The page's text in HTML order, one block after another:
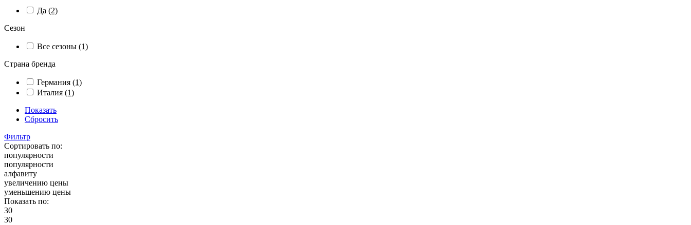
Да (2)
Сезон
Все сезоны (1)
Страна бренда
Германия (1)
Италия (1)
Показать
Сбросить
Фильтр
Сортировать по:
популярности
популярности
алфавиту
увеличению цены
уменьшению цены
Показать по:
30
30